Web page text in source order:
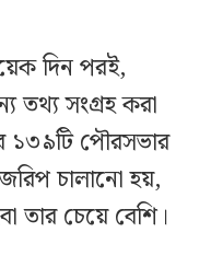
দিন পরই,
তথ্য সংগ্রহ করা
১৩৯টি পৌরসভার
চালানো হয়,
তার চেয়ে বেশি।